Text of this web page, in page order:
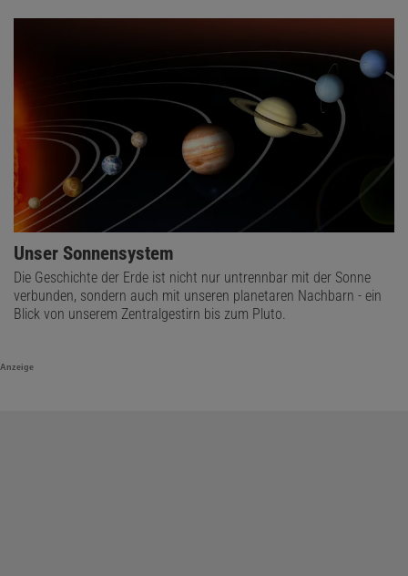
Unser Sonnensystem
Die Geschichte der Erde ist nicht nur untrennbar mit der Sonne
verbunden, sondern auch mit unseren planetaren Nachbarn - ein
Blick von unserem Zentralgestirn bis zum Pluto.
Anzeige